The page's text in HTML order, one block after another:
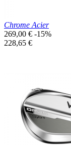
Chrome Acier
Prix
de
269,00 € -15%
Prix
228,65 €
Prix réduit
Aperçu rapide